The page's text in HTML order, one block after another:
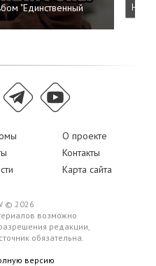
"Единственный
О проекте
Контакты
Карта сайта
© 2026
возможно
редакции,
обязательна.
версию